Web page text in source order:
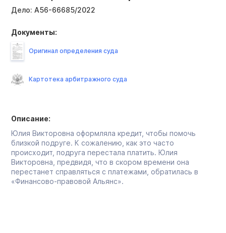
Дело: А56-66685/2022
Описание:
Юлия Викторовна оформляла кредит, чтобы помочь
близкой подруге. К сожалению, как это часто
происходит, подруга перестала платить. Юлия
Викторовна, предвидя, что в скором времени она
перестанет справляться с платежами, обратилась в
«Финансово-правовой Альянс».
Документы:
Оригинал определения суда
Картотека арбитражного суда